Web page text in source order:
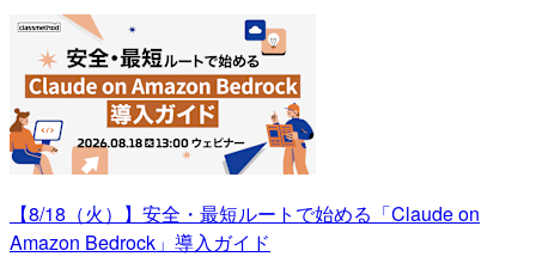
【8/18（火）】安全・最短ルートで始める「Claude on
Amazon Bedrock」導入ガイド